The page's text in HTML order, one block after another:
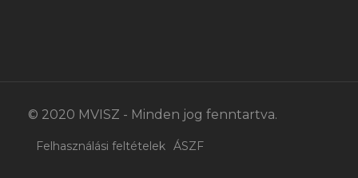
© 2020 MVISZ - Minden jog fenntartva.
Felhasználási feltételek ÁSZF